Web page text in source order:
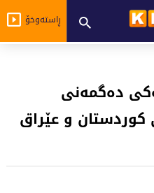
ڕاستەوخۆ
دەگمەنی
و عێراق